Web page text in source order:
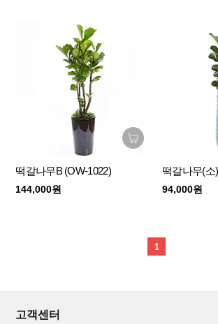
떡갈나무B (OW-1022)
144,000원
떡갈나무(소
94,000원
1
고객센터